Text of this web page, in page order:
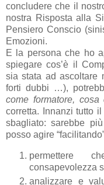
concludere che il
nostra Risposta alla
Pensiero Conscio
Emozioni.
E la persona che ho
spiegare cos’è il
sia stata ad ascoltare
forti dubbi …),
come formatore, cosa
corretta. Innanzi tutto il
sbagliato: sarebbe
posso agire
permettere
consapevolezza
analizzare e